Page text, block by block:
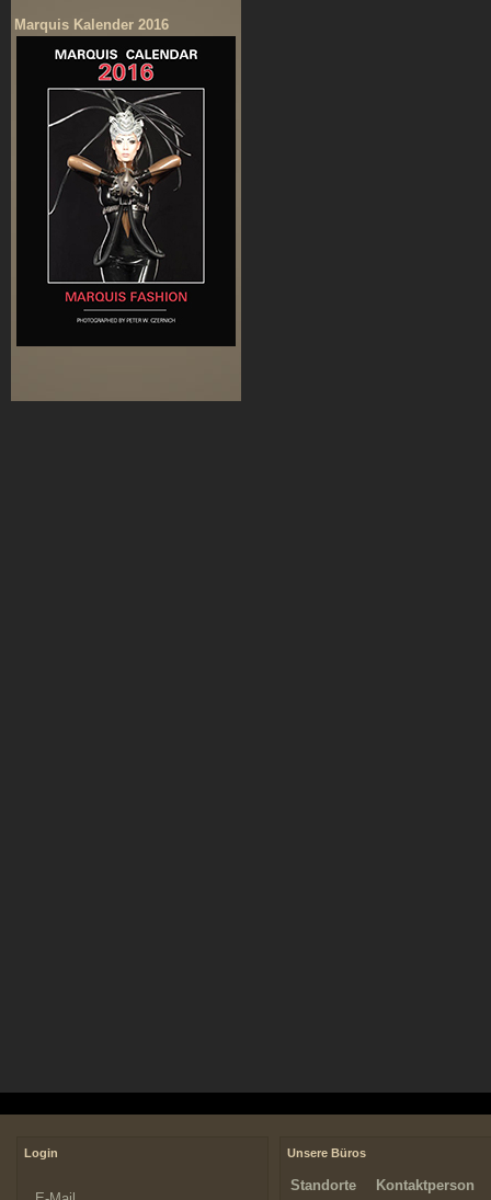
Marquis Kalender 2016
Login Unsere Büros
Standorte Kontaktperson